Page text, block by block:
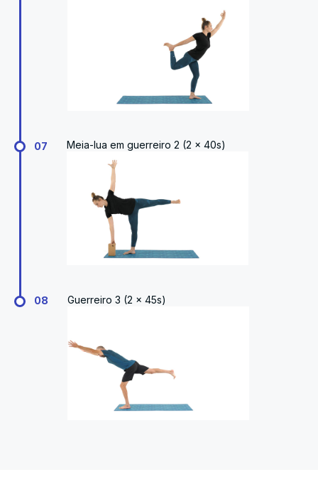
07 Meia-lua em guerreiro 2 (2 x 40s)
08 Guerreiro 3 (2 x 45s)